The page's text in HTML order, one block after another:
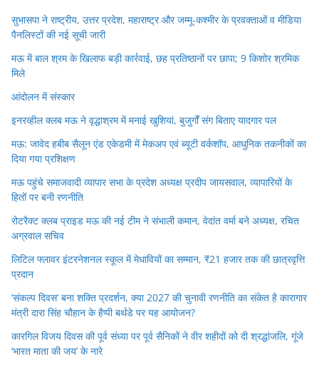
सुभासपा ने राष्ट्रीय, उत्तर प्रदेश, महाराष्ट्र और जम्मू-कश्मीर के प्रवक्ताओं व मीडिया
पैनलिस्टों की नई सूची जारी
मऊ में बाल श्रम के खिलाफ बड़ी कार्रवाई, छह प्रतिष्ठानों पर छापा; 9 किशोर श्रमिक
मिले
आंदोलन में संस्कार
इनरव्हील क्लब मऊ ने वृद्धाश्रम में मनाई खुशियां, बुजुर्गों संग बिताए यादगार पल
मऊ: जावेद हबीब सैलून एंड एकेडमी में मेकअप एवं ब्यूटी वर्कशॉप, आधुनिक तकनीकों का
दिया गया प्रशिक्षण
मऊ पहुंचे समाजवादी व्यापार सभा के प्रदेश अध्यक्ष प्रदीप जायसवाल, व्यापारियों के
हितों पर बनी रणनीति
रोटरैक्ट क्लब प्राइड मऊ की नई टीम ने संभाली कमान, वेदांत वर्मा बने अध्यक्ष, रचित
अग्रवाल सचिव
लिटिल फ्लावर इंटरनेशनल स्कूल में मेधावियों का सम्मान, ₹21 हजार तक की छात्रवृत्ति
प्रदान
‘संकल्प दिवस’ बना शक्ति प्रदर्शन, क्या 2027 की चुनावी रणनीति का संकेत है कारागार
मंत्री दारा सिंह चौहान के हैप्पी बर्थडे पर यह आयोजन?
कारगिल विजय दिवस की पूर्व संध्या पर पूर्व सैनिकों ने वीर शहीदों को दी श्रद्धांजलि, गूंजे
‘भारत माता की जय’ के नारे